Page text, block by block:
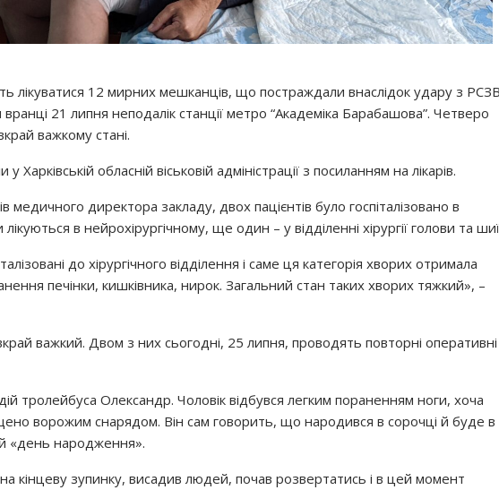
лікуватися 12 мирних мешканців, що постраждали внаслідок удару з
вранці 21 липня неподалік станції метро “Академіка Барабашова”. Четверо
важкому стані.
у Харківській обласній віськовій адміністрації з посиланням на лікарів.
медичного директора закладу, двох пацієнтів було госпіталізовано в
в нейрохірургічному, ще один – у відділенні хірургії голови та
до хірургічного відділення і саме ця категорія хворих отримала
печінки, кишківника, нирок. Загальний стан таких хворих тяжкий», –
важкий. Двом з них сьогодні, 25 липня, проводять повторні оперативні
тролейбуса Олександр. Чоловік відбувся легким пораненням ноги, хоча
ворожим снарядом. Він сам говорить, що народився в сорочці й буде в
«день народження».
кінцеву зупинку, висадив людей, почав розвертатись і в цей момент